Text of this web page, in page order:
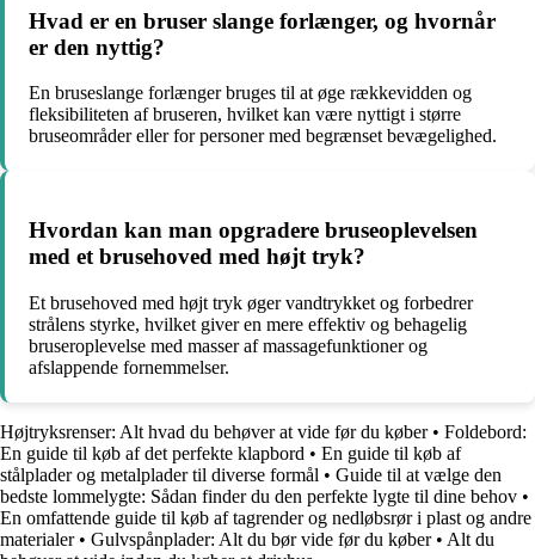
Hvad er en bruser slange forlænger, og hvornår
er den nyttig?
En bruseslange forlænger bruges til at øge rækkevidden og
fleksibiliteten af bruseren, hvilket kan være nyttigt i større
bruseområder eller for personer med begrænset bevægelighed.
Hvordan kan man opgradere bruseoplevelsen
med et brusehoved med højt tryk?
Et brusehoved med højt tryk øger vandtrykket og forbedrer
strålens styrke, hvilket giver en mere effektiv og behagelig
bruseroplevelse med masser af massagefunktioner og
afslappende fornemmelser.
Højtryksrenser: Alt hvad du behøver at vide før du køber• Foldebord:
En guide til køb af det perfekte klapbord • En guide til køb af
stålplader og metalplader til diverse formål • Guide til at vælge den
bedste lommelygte: Sådan finder du den perfekte lygte til dine behov •
En omfattende guide til køb af tagrender og nedløbsrør i plast og andre
materialer• Gulvspånplader: Alt du bør vide før du køber• Alt du